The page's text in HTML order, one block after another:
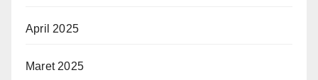
April 2025
Maret 2025